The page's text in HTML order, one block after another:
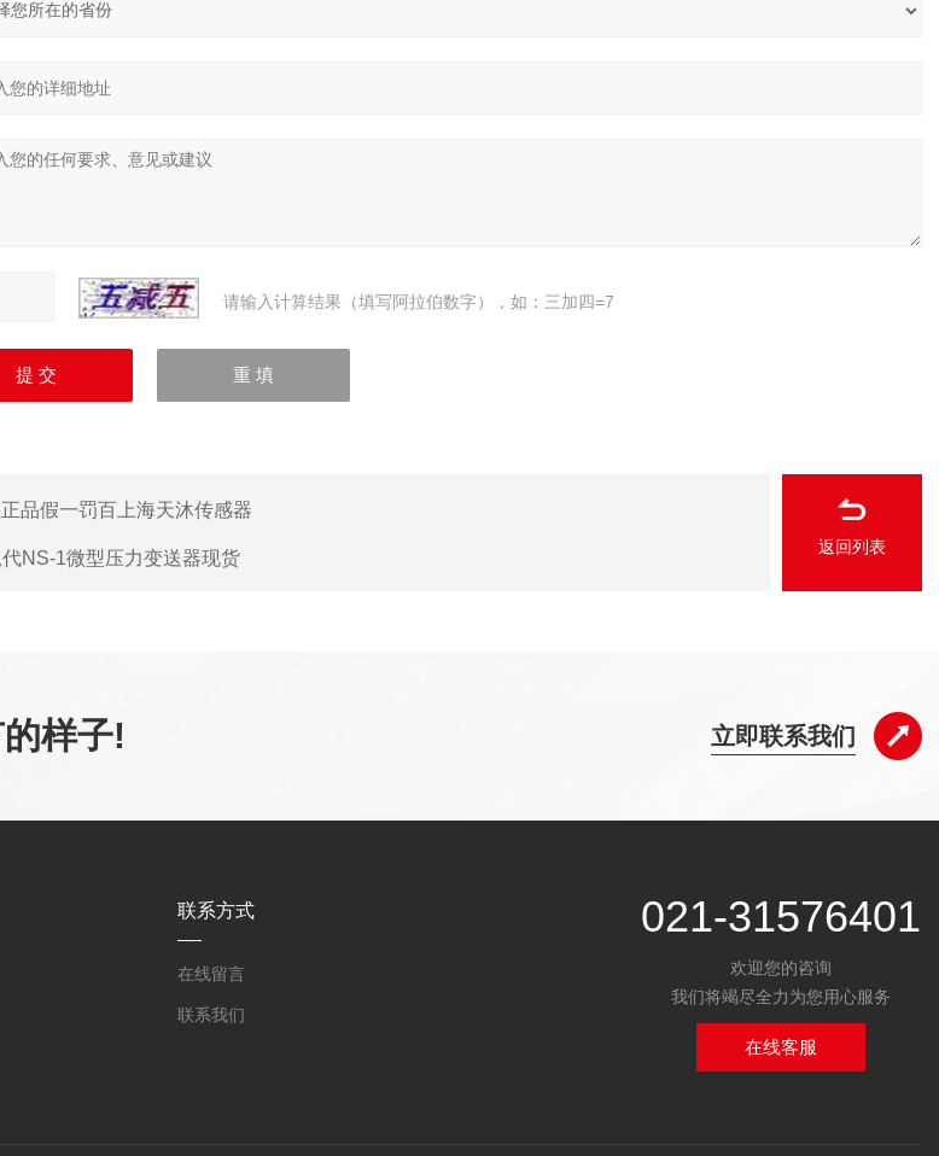
请输入计算结果（填写阿拉伯数字），如：三加四=7
品假一罚百上海天沐传感器
NS-1微型压力变送器现货
返回列表
样子! 立即联系我们
联系方式
在线留言
联系我们
021-31576401
欢迎您的咨询
我们将竭尽全力为您用心服务
在线客服